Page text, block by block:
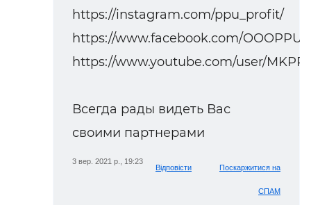
https://instagram.com/ppu_profit/
https://www.facebook.com/
https://www.youtube.com/user/
Всегда рады видеть Вас
своими партнерами
3 вер. 2021 р., 19:23
Відповісти Поскаржитися на
СПАМ